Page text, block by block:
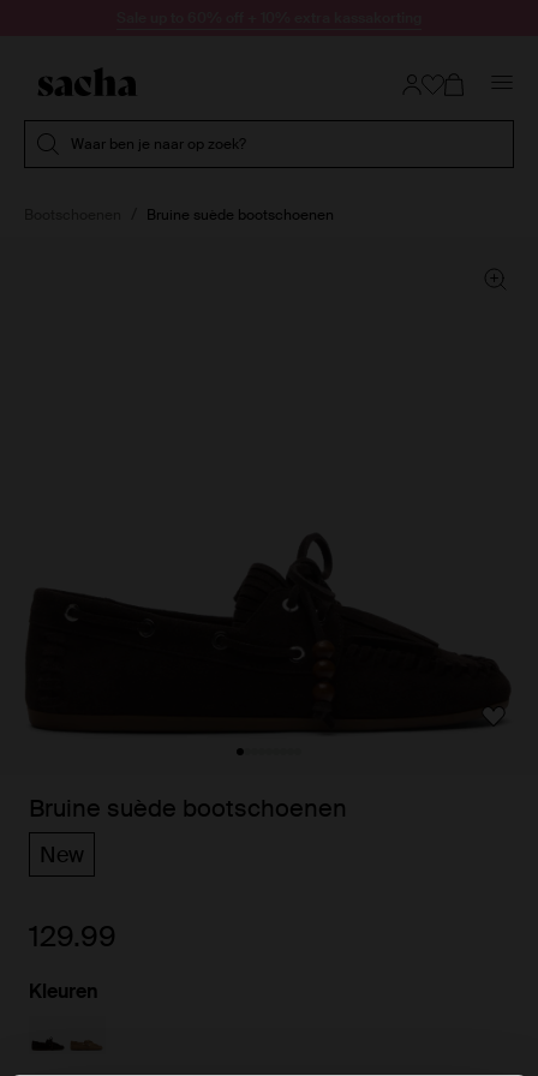
Waar ben je naar op zoek?
Bruine suède bootschoenen
Bruine suède bootschoenen
New
129.99
Kleuren